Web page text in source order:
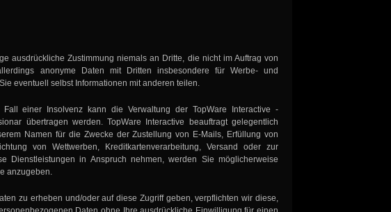
ausdrückliche Zustimmung niemals an Dritte, die nicht im Auftrag von
anonyme Daten mit Dritten insbesondere für Werbe- und
eventuell selbst Informationen mit anderen teilen.
einer Insolvenz kann die Verwaltung der TopWare Interactive -
übertragen werden. TopWare Interactive beauftragt gelegentlich
Namen für die Zwecke der Zustellung von E-Mails, Erfüllung von
von Wettwerben, Kreditkartenverarbeitung, Versand oder zur
Dienstleistungen in Anspruch nehmen, werden Sie möglicherweise
anzugeben.
zu erheben und/oder auf diese Zugriff geben, verpflichten wir diese,